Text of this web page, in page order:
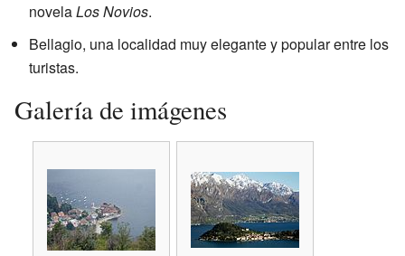
novelaLos Novios.
Bellagio, una localidad muy elegante y popular entre los
turistas.
Galería de imágenes